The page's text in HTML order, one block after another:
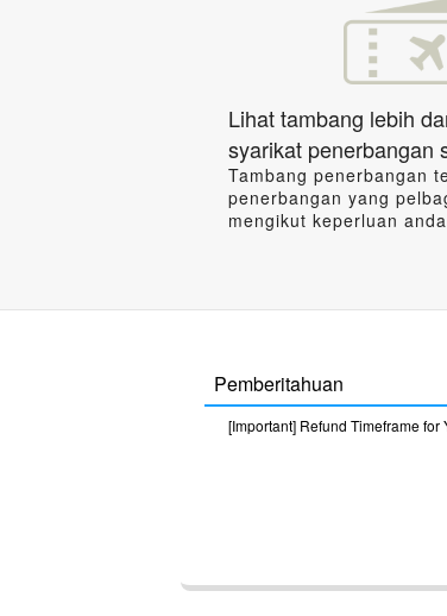
Lihat tambang lebih
syarikat penerbangan
Tambang penerbangan
penerbangan yang
mengikut keperluan
Pemberitahuan
[Important] Refund Timeframe